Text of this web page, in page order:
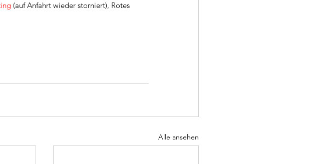
(auf Anfahrt wieder storniert), Rotes
Alle ansehen